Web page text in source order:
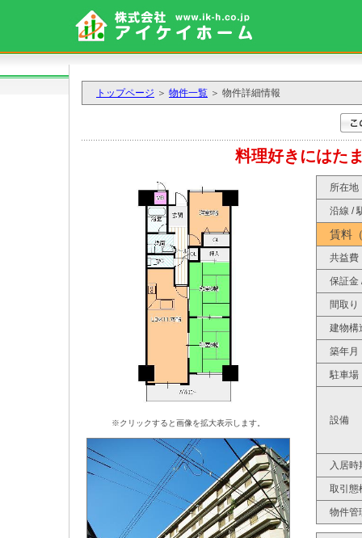
トップページ ＞ 物件一覧 ＞ 物件詳細情報
料理好きにはた
※クリックすると画像を拡大表示します。
所在地
沿線 /
賃料
共益費
保証金
間取り
建物構
築年月
駐車場
設備
入居時
取引態
物件管